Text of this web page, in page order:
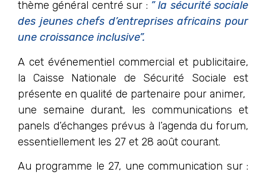
thème général centré sur : ” la sécurité sociale
des jeunes chefs d’entreprises africains pour
une croissance inclusive”.
A cet événementiel commercial et publicitaire,
la Caisse Nationale de Sécurité Sociale est
présente en qualité de partenaire pour animer,
une semaine durant, les communications et
panels d’échanges prévus à l’agenda du forum,
essentiellement les 27 et 28 août courant.
Au programme le 27, une communication sur :